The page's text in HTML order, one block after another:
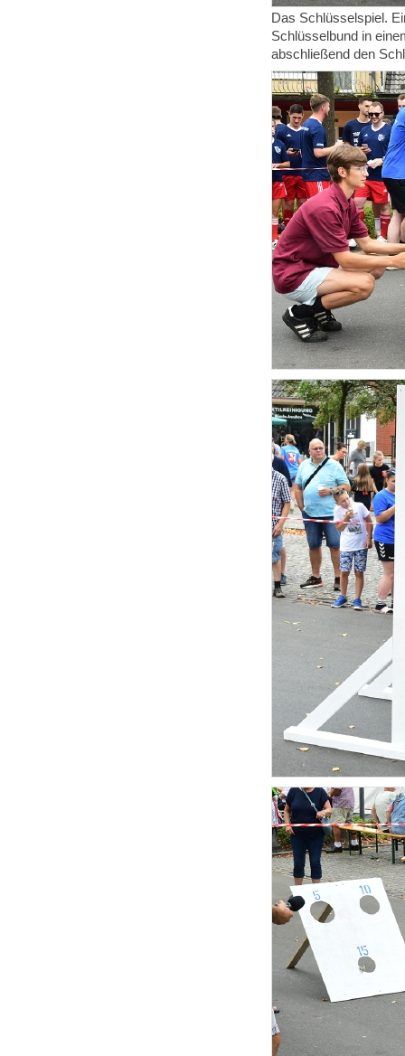
Das Schlüsselspiel.
Schlüsselbund in
abschließend den